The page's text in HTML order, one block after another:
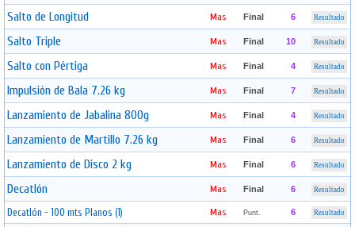
Salto de Longitud Mas Final 6 Resultado
Salto Triple Mas Final 10 Resultado
Salto con Pértiga Mas Final 4 Resultado
Impulsión de Bala 7.26 kg Mas Final 7 Resultado
Lanzamiento de Jabalina 800g Mas Final 4 Resultado
Lanzamiento de Martillo 7.26 kg Mas Final 6 Resultado
Lanzamiento de Disco 2 kg Mas Final 6 Resultado
Decatlón Mas Final 6 Resultado
Decatlón - 100 mts Planos (1) Mas Punt. 6 Resultado